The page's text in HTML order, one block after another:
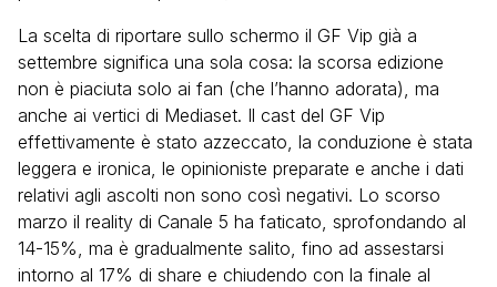
La scelta di riportare sullo schermo il GF Vip già a
settembre significa una sola cosa: la scorsa edizione
non è piaciuta solo ai fan (che l’hanno adorata), ma
anche ai vertici di Mediaset. Il cast del GF Vip
effettivamente è stato azzeccato, la conduzione è stata
leggera e ironica, le opinioniste preparate e anche i dati
relativi agli ascolti non sono così negativi. Lo scorso
marzo il reality di Canale 5 ha faticato, sprofondando al
14-15%, ma è gradualmente salito, fino ad assestarsi
intorno al 17% di share e chiudendo con la finale al